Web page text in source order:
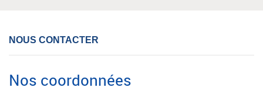
NOUS CONTACTER
Nos coordonnées